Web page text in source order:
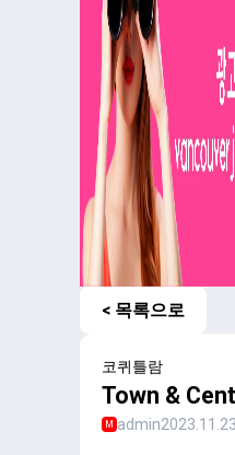
< 목록으로
코퀴틀람
Town &
M admin2023.11.23